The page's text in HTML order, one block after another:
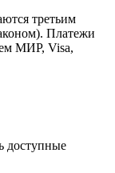
третьим
Платежи
МИР, Visa,
доступные